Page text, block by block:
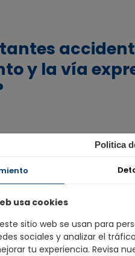
y la vía
graves por año bajó 74%
nuestros esfuerzos para
de pistas, mejor
conductores y futuros
Politica
usa cookies
sitio web se usan para
sociales y analizar el
tu experiencia. Revisa